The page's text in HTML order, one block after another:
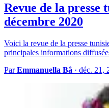
Revue de la presse
décembre 2020
Voici la revue de la presse
principales informations
ParEmmanuella Bâ · déc. 21,